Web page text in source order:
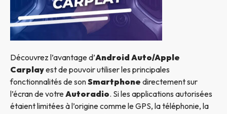
Découvrez l’avantage d’Android Auto/Apple
Carplayest de pouvoir utiliser les principales
fonctionnalités de sonSmartphone directement sur
l’écran de votreAutoradio. Si les applications autorisées
étaient limitées à l’origine comme le GPS, la téléphonie, la